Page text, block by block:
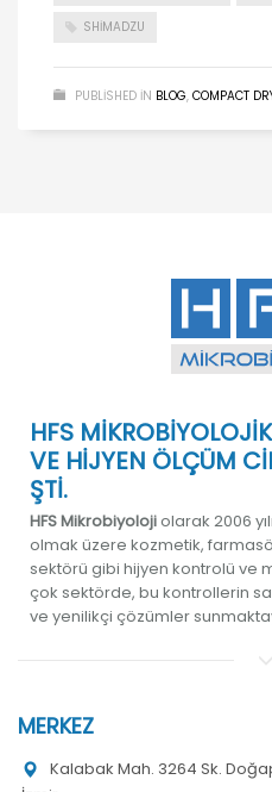
SHIMADZU
PUBLISHED IN BLOG, COMPACT
HFS
VE HİJYEN ÖLÇÜM
ŞTİ.
HFS Mikrobiyolojiolarak 2006
olmak üzere kozmetik,
sektörü gibi hijyen kontrolü ve
çok sektörde, bu kontrollerin
ve yenilikçi çözümler
MERKEZ
Kalabak Mah. 3264 Sk.